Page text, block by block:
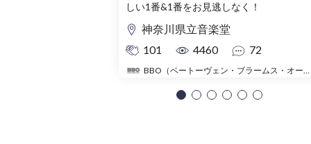
しい1番&1番をお見逃しなく！
神奈川県立音楽堂
101
4460 72
BBO（ベートーヴェン・ブラームス・オーケストラ）